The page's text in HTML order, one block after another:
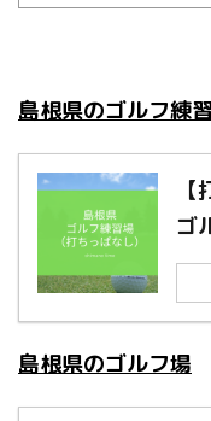
島根県のゴルフ練
ゴ
島根県のゴルフ場